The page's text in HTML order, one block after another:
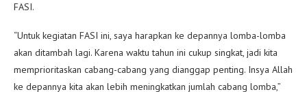
FASI.
“Untuk kegiatan FASI ini, saya harapkan ke depannya lomba-lomba
akan ditambah lagi. Karena waktu tahun ini cukup singkat, jadi kita
memprioritaskan cabang-cabang yang dianggap penting. Insya Allah
ke depannya kita akan lebih meningkatkan jumlah cabang lomba,”